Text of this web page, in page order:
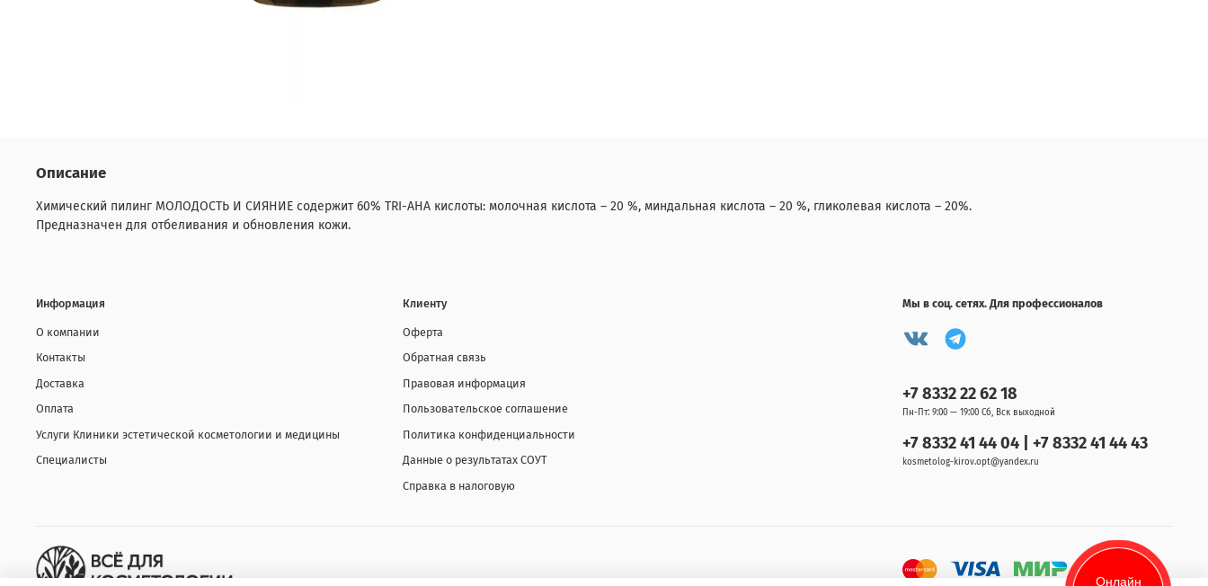
Описание
Химический пилинг МОЛОДОСТЬ И СИЯНИЕ содержит 60% TRI-AHA кислоты: молочная кислота – 20 %, миндальная кислота – 20 %, гликолевая кислота – 20%.
Предназначен для отбеливания и обновления кожи.
Информация
О компании
Контакты
Доставка
Оплата
Услуги Клиники эстетической косметологии и медицины
Специалисты
Клиенту
Оферта
Обратная связь
Правовая информация
Пользовательское соглашение
Политика конфиденциальности
Данные о результатах СОУТ
Справка в налоговую
Мы в соц. сетях. Для профессионалов
+7 8332 22 62 18
Пн-Пт: 9:00 — 19:00 Сб, Вск выходной
+7 8332 41 44 04 | +7 8332 41 44 43
kosmetolog-kirov.opt@yandex.ru
Онлайн